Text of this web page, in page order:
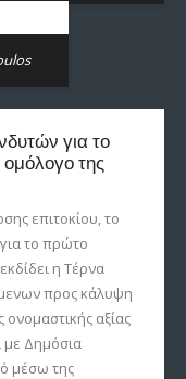
για το
της
επιτοκίου, το
για το πρώτο
η Τέρνα
προς κάλυψη
αξίας
με Δημόσια
μέσω της